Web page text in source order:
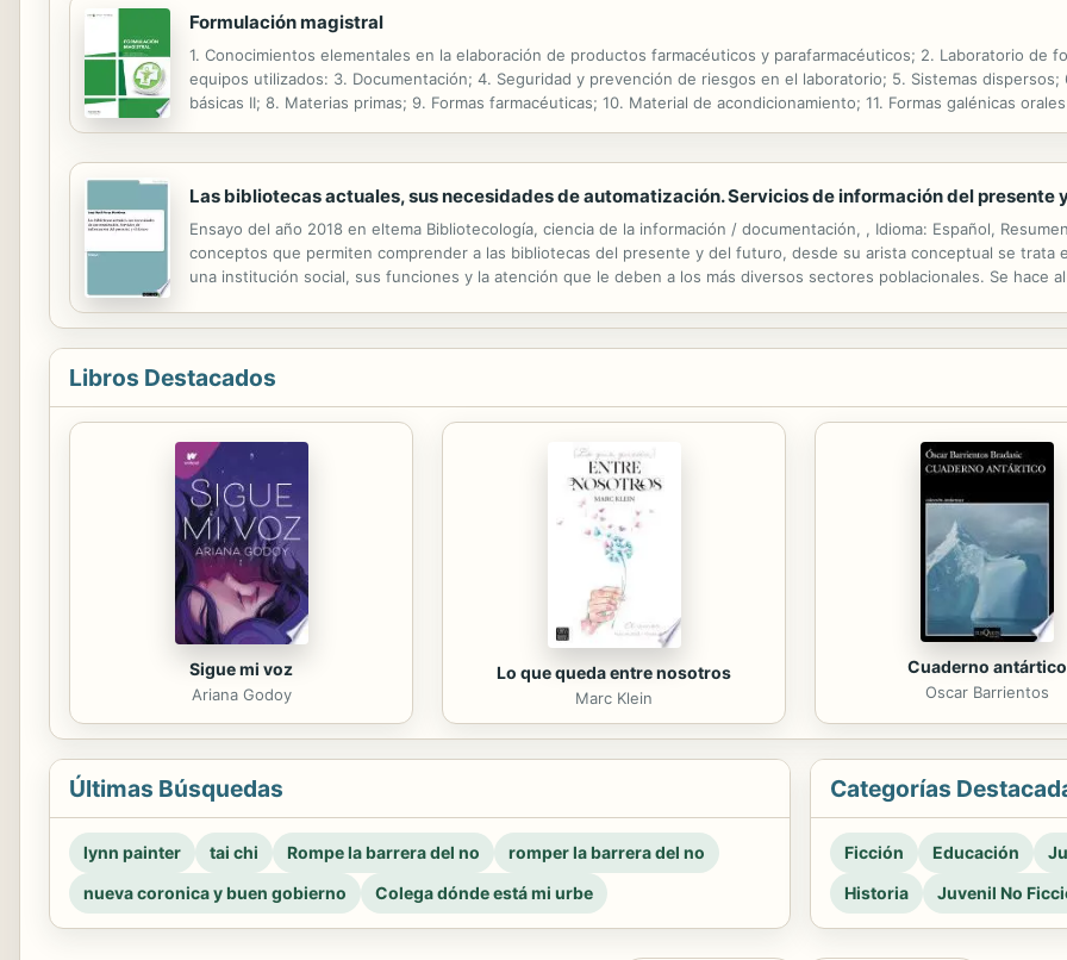
Formulación magistral
1. Conocimientos elementales en la elaboración de productos farmacéuticos y parafarmacéuticos; 2. Laboratorio de
equipos utilizados: 3. Documentación; 4. Seguridad y prevención de riesgos en el laboratorio; 5. Sistemas dispersos;
básicas II; 8. Materias primas; 9. Formas farmacéuticas; 10. Material de acondicionamiento; 11. Formas galénicas
Las bibliotecas actuales, sus necesidades de automatización. Servicios de información del presente
Ensayo del año 2018 en eltema Bibliotecología, ciencia de la información / documentación, , Idioma: Español,
conceptos que permiten comprender a las bibliotecas del presente y del futuro, desde su arista conceptual se trata
una institución social, sus funciones y la atención que le deben a los más diversos sectores poblacionales. Se hace
Libros Destacados
Sigue mi voz
Ariana Godoy
Lo que queda entre nosotros
Marc Klein
Cuaderno antártico
Oscar Barrientos
Últimas Búsquedas
lynn painter tai chi Rompe la barrera del no
romper la barrera del no
nueva coronica y buen gobierno
Colega dónde está mi urbe
Categorías
Ficción Educación
Historia
Juvenil No